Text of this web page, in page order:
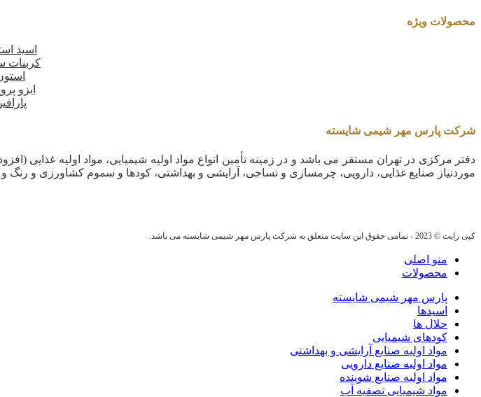
محصولات ویژه
اسید
کربنات
ایزو
شرکت پارس مهر شیمی شایسته
دفتر مرکزی در تهران مستقر می باشد و در زمینه تأمین انواع مواد اولیه شیمیایی، مواد اولیه غذایی
موردنیاز صنایع غذایی، دارویی، چرمسازی و نساجی، آرایشی و بهداشتی، کودها و سموم کشاورزی و رنگ و
کپی رایت © 2023 - تمامی حقوق این سایت متعلق به شرکت پارس مهر شیمی شایسته می باشد.
منو اصلی
محصولات
پارس مهر شیمی شایسته
اسیدها
حلال ها
کودهای شیمیایی
مواد اولیه صنایع آرایشی و بهداشتی
مواد اولیه صنایع دارویی
مواد اولیه صنایع شوینده
مواد شیمیایی تصفیه آب